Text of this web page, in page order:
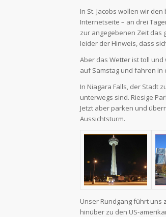
In St. Jacobs wollen wir
Internetseite – an drei
zur angegebenen Zeit das
leider der Hinweis, dass
Aber das Wetter ist toll
auf Samstag und fahren in
In Niagara Falls, der Stadt
unterwegs sind. Riesige
Jetzt aber parken und
Aussichtsturm.
Unser Rundgang führt uns
hinüber zu den US-